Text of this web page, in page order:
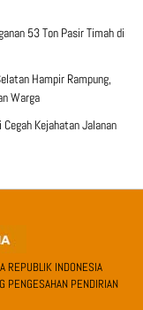
53 Ton Pasir Timah di
Hampir Rampung,
Warga
Kejahatan Jalanan
REPUBLIK INDONESIA
PENDIRIAN